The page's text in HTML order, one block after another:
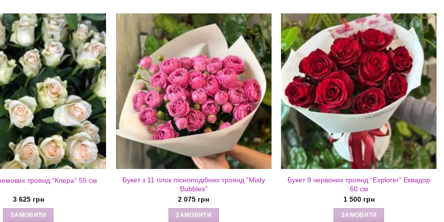
троянд “Клера” 55 см
3 625 грн
ЗАМОВИТИ
Букет з 11 гілок піоноподібних троянд “Misty
Bubbles”
2 075 грн
ЗАМОВИТИ
Букет 9 червоних троянд “Explorer” Еквадор
60 см
1 500 грн
ЗАМОВИТИ